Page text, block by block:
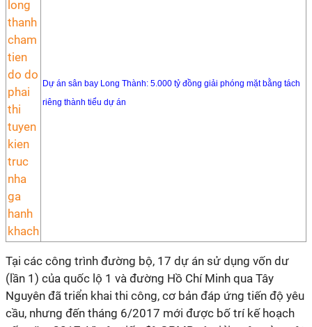
Dự án sân bay Long Thành: 5.000 tỷ đồng giải phóng mặt bằng tách
riêng thành tiểu dự án
Tại các công trình đường bộ, 17 dự án sử dụng vốn dư
(lần 1) của quốc lộ 1 và đường Hồ Chí Minh qua Tây
Nguyên đã triển khai thi công, cơ bản đáp ứng tiến độ yêu
cầu, nhưng đến tháng 6/2017 mới được bố trí kế hoạch